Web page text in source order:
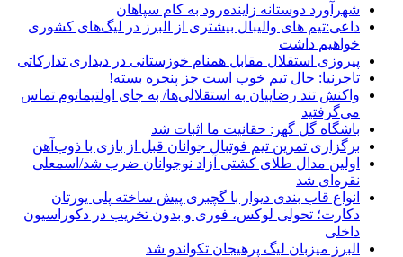
شهرآورد دوستانه زاینده‌رود به کام سپاهان
داعی:تیم های والیبال بیشتری از البرز در لیگ‌های کشوری
خواهیم داشت
پیروزی استقلال مقابل همنام خوزستانی در دیداری تدارکاتی
تاجرنیا: حال تیم خوب است جز پنجره بسته!
واکنش تند رضاییان به استقلالی‌ها/ به جای اولتیماتوم تماس
می‌گرفتید
باشگاه گل گهر: حقانیت ما اثبات شد
برگزاری تمرین تیم فوتبال جوانان قبل از بازی با ذوب‌آهن
اولین مدال طلای کشتی آزاد نوجوانان ضرب شد/اسمعلی
نقره‌ای شد
انواع قاب بندی دیوار با گچبری پیش ساخته پلی یورتان
دکارت؛ تحولی لوکس، فوری و بدون تخریب در دکوراسیون
داخلی
البرز میزبان لیگ پرهیجان تکواندو شد